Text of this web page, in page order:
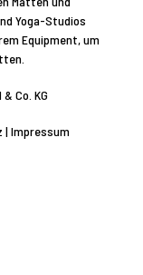
Yoga-Studios
Equipment, um
Co. KG
|Impressum